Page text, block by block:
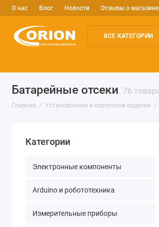
О нас Блог Новости Отзывы о магазине
ВСЕ КАТЕГОРИИ
Батарейные отсеки 76
Главная Установочные и корпусные изделия
Категории
Электронные компоненты
Arduino и робототехника
Измерительные приборы